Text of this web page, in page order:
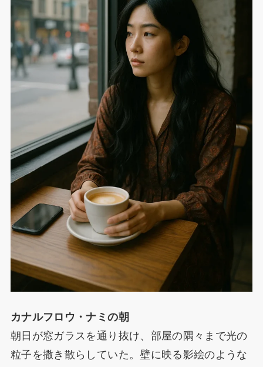
カナルフロウ・ナミの朝
朝日が窓ガラスを通り抜け、部屋の隅々まで光の
粒子を撒き散らしていた。壁に映る影絵のような